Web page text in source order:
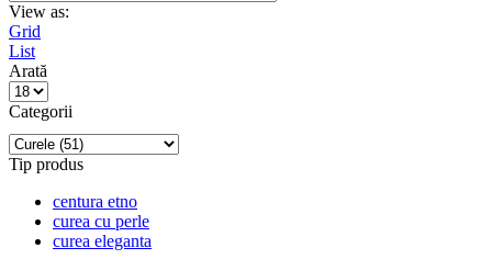
View as:
Grid
List
Arată
Products
per
Categorii
Tip produs
centura etno
curea cu perle
curea eleganta